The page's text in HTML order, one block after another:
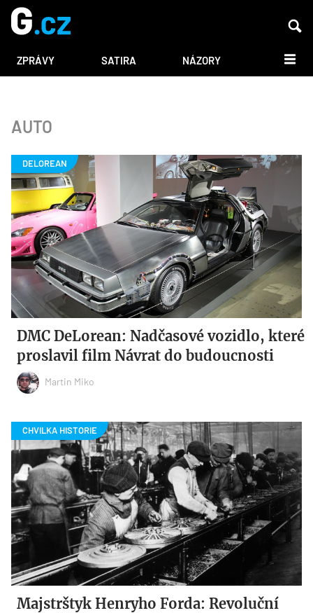
ZPRÁVY SATIRA NÁZORY DALŠÍ
AUTO
DMC DeLorean: Nadčasové vozidlo, které
proslavil film Návrat do budoucnosti
Martin Miko
Majstrštyk Henryho Forda: Revoluční